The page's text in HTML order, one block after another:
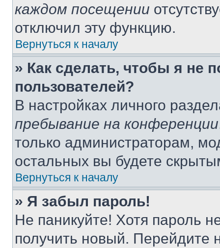
каждом посещении
отключил эту функцию.
Вернуться к началу
» Как сделать, чтобы я не
пользователей?
В настройках личного
пребывание на конференции
только администраторам,
остальных вы будете
Вернуться к началу
» Я забыл пароль!
Не паникуйте! Хотя пароль
получить новый. Перейдите